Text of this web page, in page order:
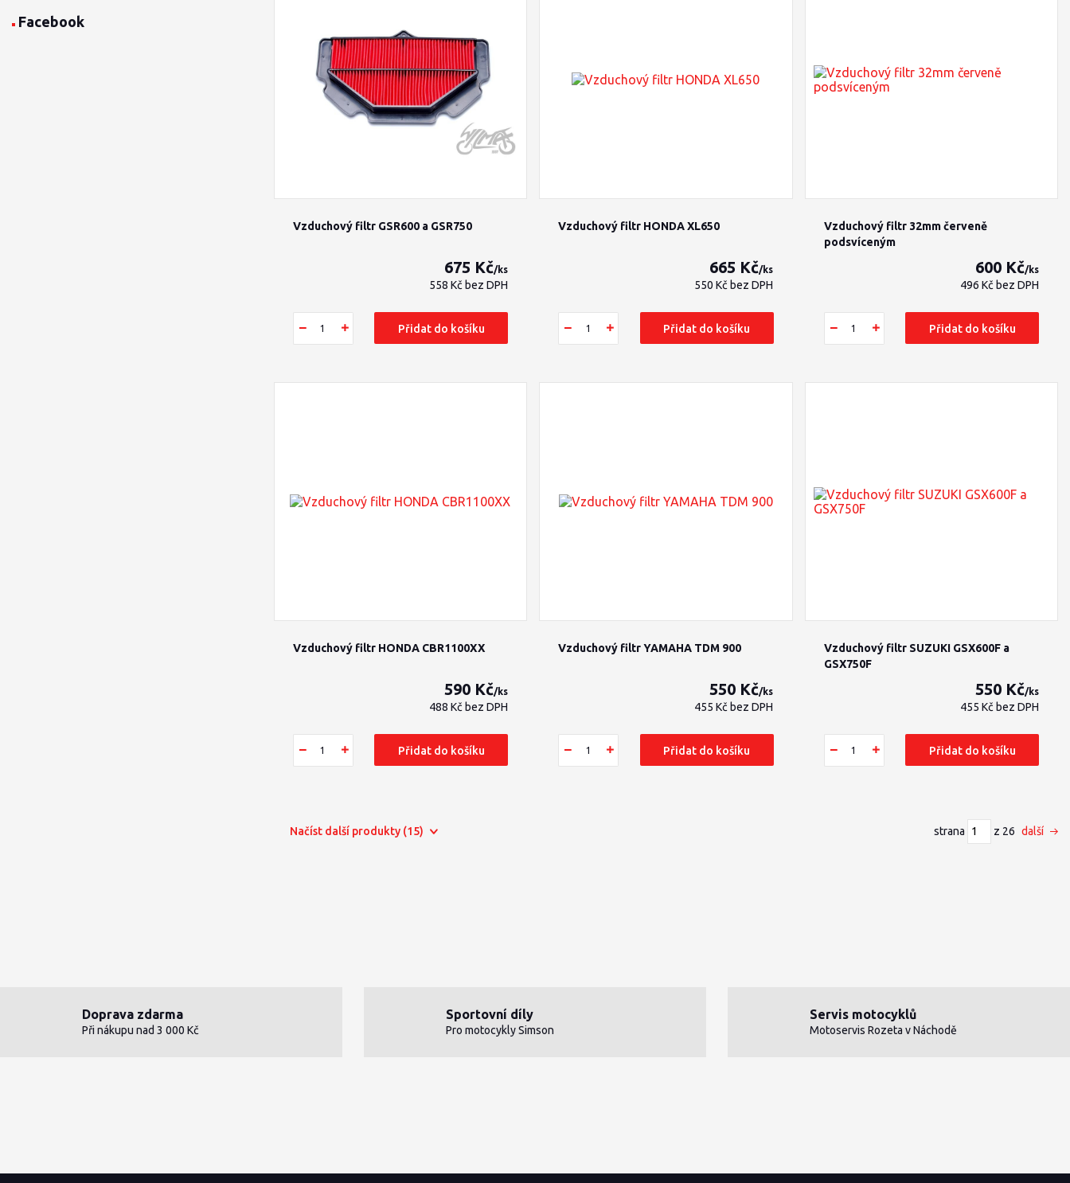
Facebook
Vzduchový filtr GSR600 a GSR750
675 Kč/ks
558 Kč bez DPH
Přidat do košíku
Vzduchový filtr HONDA XL650
665 Kč/ks
550 Kč bez DPH
Přidat do košíku
Vzduchový filtr 32mm červeně
podsvíceným
600 Kč/ks
496 Kč bez DPH
Přidat do košíku
Vzduchový filtr HONDA CBR1100XX
590 Kč/ks
488 Kč bez DPH
Přidat do košíku
Vzduchový filtr YAMAHA TDM 900
550 Kč/ks
455 Kč bez DPH
Přidat do košíku
Vzduchový filtr SUZUKI GSX600F a
GSX750F
550 Kč/ks
455 Kč bez DPH
Přidat do košíku
Načíst další produkty (15) strana z 26 další
Doprava zdarma
Při nákupu nad 3 000 Kč
Sportovní díly
Pro motocykly Simson
Servis motocyklů
Motoservis Rozeta v Náchodě